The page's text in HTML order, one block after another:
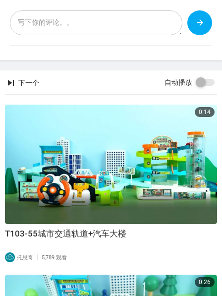
下一个 自动播放
0:14
T103-55城市交通轨道+汽车大楼
托思奇 | 5,789 观看
0:26